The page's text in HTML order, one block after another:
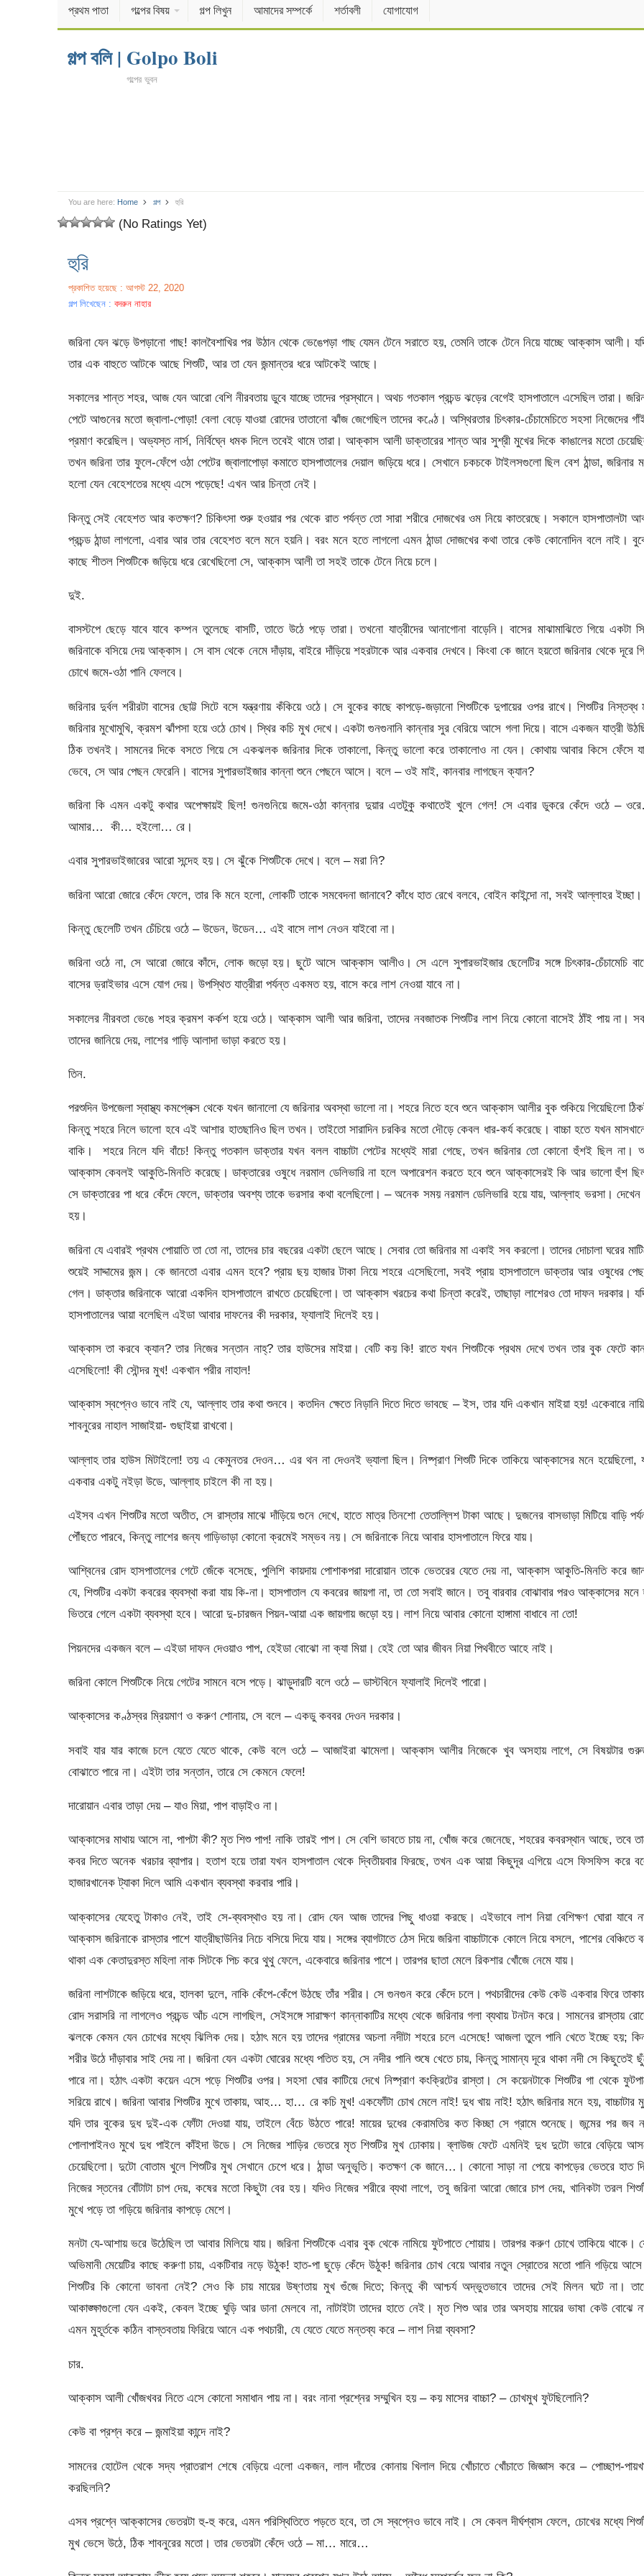
প্রথম পাতা গল্পের বিষয় গল্প লিখুন আমাদের সম্পর্কে শর্তাবলী যোগাযোগ
গল্প বলি | Golpo Boli
গল্পের ভুবন
You are here: Home গল্প হুরি
(No Ratings Yet)
হুরি
প্রকাশিত হয়েছে : আগস্ট 22, 2020
গল্প লিখেছেন : বদরুন নাহার
জরিনা যেন ঝড়ে উপড়ানো গাছ! কালবৈশাখির পর উঠান থেকে ভেঙেপড়া গাছ যেমন টেনে সরাতে হয়, তেমনি তাকে টেনে নিয়ে যাচ্ছে আক্কাস আলী।
তার এক বাহুতে আটকে আছে শিশুটি, আর তা যেন জন্মান্তর ধরে আটকেই আছে।
সকালের শান্ত শহর, আজ যেন আরো বেশি নীরবতায় ডুবে যাচ্ছে তাদের প্রস্থানে। অথচ গতকাল প্রচন্ড ঝড়ের বেগেই হাসপাতালে এসেছিল তারা।
পেটে আগুনের মতো জ্বালা-পোড়া! বেলা বেড়ে যাওয়া রোদের তাতানো ঝাঁজ জেগেছিল তাদের কণ্ঠে। অস্থিরতার চিৎকার-চেঁচামেচিতে সহসা নিজেদের
প্রমাণ করেছিল। অভ্যস্ত নার্স, নির্বিঘ্নে ধমক দিলে তবেই থামে তারা। আক্কাস আলী ডাক্তারের শান্ত আর সুশ্রী মুখের দিকে কাঙালের মতো
তখন জরিনা তার ফুলে-ফেঁপে ওঠা পেটের জ্বালাপোড়া কমাতে হাসপাতালের দেয়াল জড়িয়ে ধরে। সেখানে চকচকে টাইলসগুলো ছিল বেশ ঠান্ডা, জরিনার
হলো যেন বেহেশতের মধ্যে এসে পড়েছে! এখন আর চিন্তা নেই।
কিন্তু সেই বেহেশত আর কতক্ষণ? চিকিৎসা শুরু হওয়ার পর থেকে রাত পর্যন্ত তো সারা শরীরে দোজখের ওম নিয়ে কাতরেছে। সকালে হাসপাতালটা
প্রচন্ড ঠান্ডা লাগলো, এবার আর তার বেহেশত বলে মনে হয়নি। বরং মনে হতে লাগলো এমন ঠান্ডা দোজখের কথা তারে কেউ কোনোদিন বলে নাই।
কাছে শীতল শিশুটিকে জড়িয়ে ধরে রেখেছিলো সে, আক্কাস আলী তা সহই তাকে টেনে নিয়ে চলে।
দুই.
বাসস্টপে ছেড়ে যাবে যাবে কম্পন তুলেছে বাসটি, তাতে উঠে পড়ে তারা। তখনো যাত্রীদের আনাগোনা বাড়েনি। বাসের মাঝামাঝিতে গিয়ে একটা
জরিনাকে বসিয়ে দেয় আক্কাস। সে বাস থেকে নেমে দাঁড়ায়, বাইরে দাঁড়িয়ে শহরটাকে আর একবার দেখবে। কিংবা কে জানে হয়তো জরিনার থেকে দূরে
চোখে জমে-ওঠা পানি ফেলবে।
জরিনার দুর্বল শরীরটা বাসের ছোট্ট সিটে বসে যন্ত্রণায় কঁকিয়ে ওঠে। সে বুকের কাছে কাপড়ে-জড়ানো শিশুটিকে দুপায়ের ওপর রাখে। শিশুটির নিস্তব্ধ
জরিনার মুখোমুখি, ক্রমশ ঝাঁপসা হয়ে ওঠে চোখ। স্থির কচি মুখ দেখে। একটা গুনগুনানি কান্নার সুর বেরিয়ে আসে গলা দিয়ে। বাসে একজন যাত্রী
ঠিক তখনই। সামনের দিকে বসতে গিয়ে সে একঝলক জরিনার দিকে তাকালো, কিন্তু ভালো করে তাকালোও না যেন। কোথায় আবার কিসে ফেঁসে
ভেবে, সে আর পেছন ফেরেনি। বাসের সুপারভাইজার কান্না শুনে পেছনে আসে। বলে – ওই মাই, কানবার লাগছেন ক্যান?
জরিনা কি এমন একটু কথার অপেক্ষায়ই ছিল! গুনগুনিয়ে জমে-ওঠা কান্নার দুয়ার এতটুকু কথাতেই খুলে গেল! সে এবার ডুকরে কেঁদে ওঠে –
আমার… কী… হইলো… রে।
এবার সুপারভাইজারের আরো সন্দেহ হয়। সে ঝুঁকে শিশুটিকে দেখে। বলে – মরা নি?
জরিনা আরো জোরে কেঁদে ফেলে, তার কি মনে হলো, লোকটি তাকে সমবেদনা জানাবে? কাঁধে হাত রেখে বলবে, বোইন কাইন্দো না, সবই আল্লাহর ইচ্ছা।
কিন্তু ছেলেটি তখন চেঁচিয়ে ওঠে – উডেন, উডেন… এই বাসে লাশ নেওন যাইবো না।
জরিনা ওঠে না, সে আরো জোরে কাঁদে, লোক জড়ো হয়। ছুটে আসে আক্কাস আলীও। সে এলে সুপারভাইজার ছেলেটির সঙ্গে চিৎকার-চেঁচামেচি
বাসের ড্রাইভার এসে যোগ দেয়। উপস্থিত যাত্রীরা পর্যন্ত একমত হয়, বাসে করে লাশ নেওয়া যাবে না।
সকালের নীরবতা ভেঙে শহর ক্রমশ কর্কশ হয়ে ওঠে। আক্কাস আলী আর জরিনা, তাদের নবজাতক শিশুটির লাশ নিয়ে কোনো বাসেই ঠাঁই পায় না।
তাদের জানিয়ে দেয়, লাশের গাড়ি আলাদা ভাড়া করতে হয়।
তিন.
পরশুদিন উপজেলা স্বাস্থ্য কমপ্লেক্স থেকে যখন জানালো যে জরিনার অবস্থা ভালো না। শহরে নিতে হবে শুনে আক্কাস আলীর বুক শুকিয়ে গিয়েছিলো
কিন্তু শহরে নিলে ভালো হবে এই আশার হাতছানিও ছিল তখন। তাইতো সারাদিন চরকির মতো দৌড়ে কেবল ধার-কর্য করেছে। বাচ্চা হতে যখন
বাকি। শহরে নিলে যদি বাঁচে! কিন্তু গতকাল ডাক্তার যখন বলল বাচ্চাটা পেটের মধ্যেই মারা গেছে, তখন জরিনার তো কোনো হুঁশই ছিল না।
আক্কাস কেবলই আকুতি-মিনতি করেছে। ডাক্তারের ওষুধে নরমাল ডেলিভারি না হলে অপারেশন করতে হবে শুনে আক্কাসেরই কি আর ভালো হুঁশ
সে ডাক্তারের পা ধরে কেঁদে ফেলে, ডাক্তার অবশ্য তাকে ভরসার কথা বলেছিলো। – অনেক সময় নরমাল ডেলিভারি হয়ে যায়, আল্লাহ ভরসা। দেখেন
হয়।
জরিনা যে এবারই প্রথম পোয়াতি তা তো না, তাদের চার বছরের একটা ছেলে আছে। সেবার তো জরিনার মা একাই সব করলো। তাদের দোচালা ঘরের
শুয়েই সাদ্দামের জন্ম। কে জানতো এবার এমন হবে? প্রায় ছয় হাজার টাকা নিয়ে শহরে এসেছিলো, সবই প্রায় হাসপাতালে ডাক্তার আর ওষুধের
গেল। ডাক্তার জরিনাকে আরো একদিন হাসপাতালে রাখতে চেয়েছিলো। তা আক্কাস খরচের কথা চিন্তা করেই, তাছাড়া লাশেরও তো দাফন দরকার।
হাসপাতালের আয়া বলেছিল এইডা আবার দাফনের কী দরকার, ফ্যালাই দিলেই হয়।
আক্কাস তা করবে ক্যান? তার নিজের সন্তান নাহ্? তার হাউসের মাইয়া। বেটি কয় কি! রাতে যখন শিশুটিকে প্রথম দেখে তখন তার বুক ফেটে
এসেছিলো! কী সৌন্দর মুখ! একখান পরীর নাহাল!
আক্কাস স্বপ্নেও ভাবে নাই যে, আল্লাহ তার কথা শুনবে। কতদিন ক্ষেতে নিড়ানি দিতে দিতে ভাবছে – ইস, তার যদি একখান মাইয়া হয়! একেবারে
শাবনুরের নাহাল সাজাইয়া- গুছাইয়া রাখবো।
আল্লাহ তার হাউস মিটাইলো! তয় এ কেমুনতর দেওন… এর থন না দেওনই ভ্যালা ছিল। নিষ্প্রাণ শিশুটি দিকে তাকিয়ে আক্কাসের মনে হয়েছিলো,
একবার একটু নইড়া উডে, আল্লাহ চাইলে কী না হয়।
এইসব এখন শিশুটির মতো অতীত, সে রাস্তার মাঝে দাঁড়িয়ে গুনে দেখে, হাতে মাত্র তিনশো তেতাল্লিশ টাকা আছে। দুজনের বাসভাড়া মিটিয়ে বাড়ি
পৌঁছতে পারবে, কিন্তু লাশের জন্য গাড়িভাড়া কোনো ক্রমেই সম্ভব নয়। সে জরিনাকে নিয়ে আবার হাসপাতালে ফিরে যায়।
আশ্বিনের রোদ হাসপাতালের গেটে জেঁকে বসেছে, পুলিশি কায়দায় পোশাকপরা দারোয়ান তাকে ভেতরের যেতে দেয় না, আক্কাস আকুতি-মিনতি করে
যে, শিশুটির একটা কবরের ব্যবস্থা করা যায় কি-না। হাসপাতাল যে কবরের জায়গা না, তা তো সবাই জানে। তবু বারবার বোঝাবার পরও আক্কাসের মনে
ভিতরে গেলে একটা ব্যবস্থা হবে। আরো দু-চারজন পিয়ন-আয়া এক জায়গায় জড়ো হয়। লাশ নিয়ে আবার কোনো হাঙ্গামা বাধাবে না তো!
পিয়নদের একজন বলে – এইডা দাফন দেওয়াও পাপ, হেইডা বোঝো না ক্যা মিয়া। হেই তো আর জীবন নিয়া পিথবীতে আহে নাই।
জরিনা কোলে শিশুটিকে নিয়ে গেটের সামনে বসে পড়ে। ঝাড়ুদারটি বলে ওঠে – ডাস্টবিনে ফ্যালাই দিলেই পারো।
আক্কাসের কণ্ঠস্বর ম্রিয়মাণ ও করুণ শোনায়, সে বলে – একডু কববর দেওন দরকার।
সবাই যার যার কাজে চলে যেতে যেতে থাকে, কেউ বলে ওঠে – আজাইরা ঝামেলা। আক্কাস আলীর নিজেকে খুব অসহায় লাগে, সে বিষয়টার
বোঝাতে পারে না। এইটা তার সন্তান, তারে সে কেমনে ফেলে!
দারোয়ান এবার তাড়া দেয় – যাও মিয়া, পাপ বাড়াইও না।
আক্কাসের মাথায় আসে না, পাপটা কী? মৃত শিশু পাপ! নাকি তারই পাপ। সে বেশি ভাবতে চায় না, খোঁজ করে জেনেছে, শহরের কবরস্থান আছে, তবে
কবর দিতে অনেক খরচার ব্যাপার। হতাশ হয়ে তারা যখন হাসপাতাল থেকে দ্বিতীয়বার ফিরছে, তখন এক আয়া কিছুদূর এগিয়ে এসে ফিসফিস করে
হাজারখানেক ট্যাকা দিলে আমি একখান ব্যবস্থা করবার পারি।
আক্কাসের যেহেতু টাকাও নেই, তাই সে-ব্যবস্থাও হয় না। রোদ যেন আজ তাদের পিছু ধাওয়া করছে। এইভাবে লাশ নিয়া বেশিক্ষণ ঘোরা যাবে
আক্কাস জরিনাকে রাস্তার পাশে যাত্রীছাউনির নিচে বসিয়ে দিয়ে যায়। সঙ্গের ব্যাগটাতে ঠেস দিয়ে জরিনা বাচ্চাটাকে কোলে নিয়ে বসলে, পাশের বেঞ্চিতে
থাকা এক কেতাদুরস্ত মহিলা নাক সিটকে পিচ করে থুথু ফেলে, একেবারে জরিনার পাশে। তারপর ছাতা মেলে রিকশার খোঁজে নেমে যায়।
জরিনা লাশটাকে জড়িয়ে ধরে, হালকা দুলে, নাকি কেঁপে-কেঁপে উঠছে তাঁর শরীর। সে গুনগুন করে কেঁদে চলে। পথচারীদের কেউ কেউ একবার ফিরে
রোদ সরাসরি না লাগলেও প্রচন্ড আঁচ এসে লাগছিল, সেইসঙ্গে সারাক্ষণ কান্নাকাটির মধ্যে থেকে জরিনার গলা ব্যথায় টনটন করে। সামনের রাস্তায়
ঝলকে কেমন যেন চোখের মধ্যে ঝিলিক দেয়। হঠাৎ মনে হয় তাদের গ্রামের অচলা নদীটা শহরে চলে এসেছে! আজলা তুলে পানি খেতে ইচ্ছে হয়;
শরীর উঠে দাঁড়াবার সাই দেয় না। জরিনা যেন একটা ঘোরের মধ্যে পতিত হয়, সে নদীর পানি শুষে খেতে চায়, কিন্তু সামান্য দূরে থাকা নদী সে কিছুতেই
পারে না। হঠাৎ একটা কয়েন এসে পড়ে শিশুটির ওপর। সহসা ঘোর কাটিয়ে দেখে নিষ্প্রাণ কংক্রিটের রাস্তা। সে কয়েনটাকে শিশুটির গা থেকে
সরিয়ে রাখে। জরিনা আবার শিশুটির মুখে তাকায়, আহ… হা… রে কচি মুখ! একফোঁটা চোখ মেলে নাই! দুধ খায় নাই! হঠাৎ জরিনার মনে হয়, বাচ্চাটার
যদি তার বুকের দুধ দুই-এক ফোঁটা দেওয়া যায়, তাইলে বেঁচে উঠতে পারে! মায়ের দুধের কেরামতির কত কিচ্ছা সে গ্রামে শুনেছে। জন্মের পর জব
পোলাপাইনও মুখে দুধ পাইলে কাঁইদা উডে। সে নিজের শাড়ির ভেতরে মৃত শিশুটির মুখ ঢোকায়। ব্লাউজ ফেটে এমনিই দুধ দুটো ভারে বেড়িয়ে
চেয়েছিলো। দুটো বোতাম খুলে শিশুটির মুখ সেখানে চেপে ধরে। ঠান্ডা অনুভূতি। কতক্ষণ কে জানে…। কোনো সাড়া না পেয়ে কাপড়ের ভেতরে হাত
নিজের স্তনের বোঁটাটা চাপ দেয়, কষের মতো কিছুটা বের হয়। যদিও নিজের শরীরে ব্যথা লাগে, তবু জরিনা আরো জোরে চাপ দেয়, খানিকটা তরল
মুখে পড়ে তা গড়িয়ে জরিনার কাপড়ে মেশে।
মনটা যে-আশায় ভরে উঠেছিল তা আবার মিলিয়ে যায়। জরিনা শিশুটিকে এবার বুক থেকে নামিয়ে ফুটপাতে শোয়ায়। তারপর করুণ চোখে তাকিয়ে থাকে।
অভিমানী মেয়েটির কাছে করুণা চায়, একটিবার নড়ে উঠুক! হাত-পা ছুড়ে কেঁদে উঠুক! জরিনার চোখ বেয়ে আবার নতুন স্রোতের মতো পানি গড়িয়ে
শিশুটির কি কোনো ভাবনা নেই? সেও কি চায় মায়ের উষ্ণতায় মুখ গুঁজে দিতে; কিন্তু কী আশ্চর্য অদ্ভুতভাবে তাদের সেই মিলন ঘটে না।
আকাঙ্ক্ষাগুলো যেন একই, কেবল ইচ্ছে ঘুড়ি আর ডানা মেলবে না, নাটাইটা তাদের হাতে নেই। মৃত শিশু আর তার অসহায় মায়ের ভাষা কেউ বোঝে
এমন মুহূর্তকে কঠিন বাস্তবতায় ফিরিয়ে আনে এক পথচারী, যে যেতে যেতে মন্তব্য করে – লাশ নিয়া ব্যবসা?
চার.
আক্কাস আলী খোঁজখবর নিতে এসে কোনো সমাধান পায় না। বরং নানা প্রশ্নের সম্মুখিন হয় – কয় মাসের বাচ্চা? – চোখমুখ ফুটছিলোনি?
কেউ বা প্রশ্ন করে – জন্মাইয়া কান্দে নাই?
সামনের হোটেল থেকে সদ্য প্রাতরাশ শেষে বেড়িয়ে এলো একজন, লাল দাঁতের কোনায় খিলাল দিয়ে খোঁচাতে খোঁচাতে জিজ্ঞাস করে – পোচ্ছাপ-
করছিলনি?
এসব প্রশ্নে আক্কাসের ভেতরটা হু-হু করে, এমন পরিস্থিতিতে পড়তে হবে, তা সে স্বপ্নেও ভাবে নাই। সে কেবল দীর্ঘশ্বাস ফেলে, চোখের মধ্যে
মুখ ভেসে উঠে, ঠিক শাবনুরের মতো। তার ভেতরটা কেঁদে ওঠে – মা… মারে…